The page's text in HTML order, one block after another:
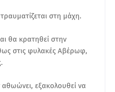
στη μάχη.
θα κρατηθεί στην
στις φυλακές Αβέρωφ,
αθωώνει, εξακολουθεί να